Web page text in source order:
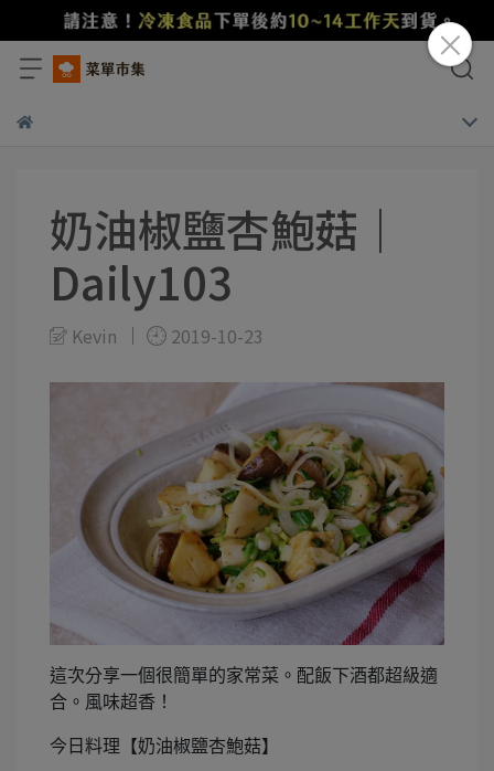
奶油椒鹽杏鮑菇｜
Daily103
Kevin 2019-10-23
這次分享一個很簡單的家常菜。配飯下酒都超級適
合。風味超香！
今日料理【奶油椒鹽杏鮑菇】